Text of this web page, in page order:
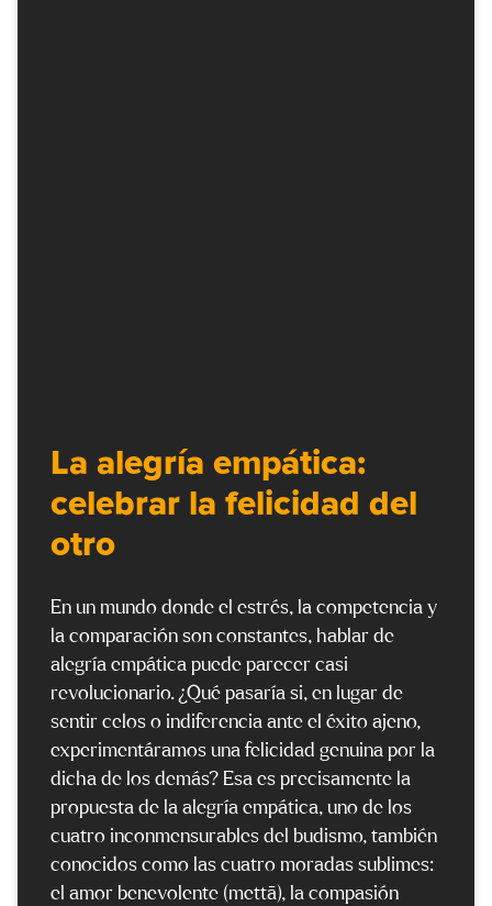
La alegría empática:
celebrar la felicidad del
otro
En un mundo donde el estrés, la competencia y
la comparación son constantes, hablar de
alegría empática puede parecer casi
revolucionario. ¿Qué pasaría si, en lugar de
sentir celos o indiferencia ante el éxito ajeno,
experimentáramos una felicidad genuina por la
dicha de los demás? Esa es precisamente la
propuesta de la alegría empática, uno de los
cuatro inconmensurables del budismo, también
conocidos como las cuatro moradas sublimes:
el amor benevolente (mettā), la compasión